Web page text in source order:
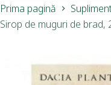
Prima pagină
Sirop de muguri de brad,